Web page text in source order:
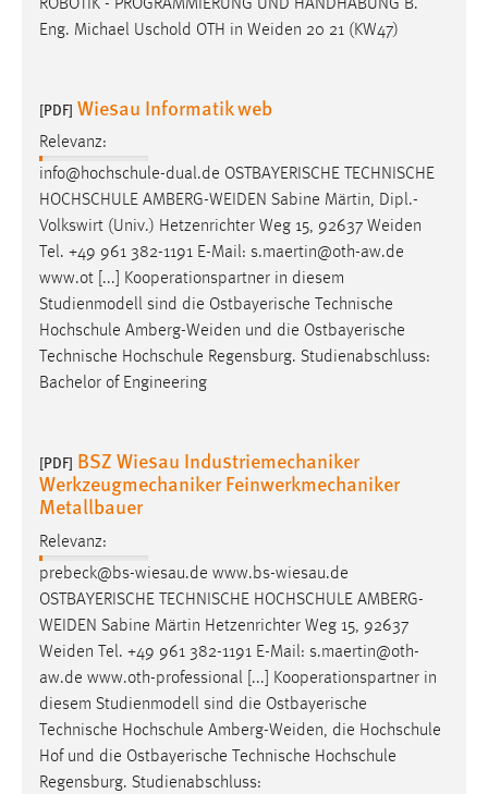
ROBOTIK - PROGRAMMIERUNG UND HANDHABUNG B.
Eng. Michael Uschold OTH in Weiden 20 21 (KW47)
[PDF] Wiesau Informatik web
Relevanz:
info@hochschule-dual.de OSTBAYERISCHE TECHNISCHE
HOCHSCHULE AMBERG-WEIDEN Sabine Märtin, Dipl.-
Volkswirt (Univ.) Hetzenrichter Weg 15, 92637 Weiden
Tel. +49 961 382-1191 E-Mail: s.maertin@oth-aw.de
www.ot [...] Kooperationspartner in diesem
Studienmodell sind die Ostbayerische Technische
Hochschule Amberg-Weiden und die Ostbayerische
Technische Hochschule Regensburg. Studienabschluss:
Bachelor of Engineering
[PDF] BSZ Wiesau Industriemechaniker
Werkzeugmechaniker Feinwerkmechaniker
Metallbauer
Relevanz:
prebeck@bs-wiesau.de www.bs-wiesau.de
OSTBAYERISCHE TECHNISCHE HOCHSCHULE AMBERG-
WEIDEN Sabine Märtin Hetzenrichter Weg 15, 92637
Weiden Tel. +49 961 382-1191 E-Mail: s.maertin@oth-
aw.de www.oth-professional [...] Kooperationspartner in
diesem Studienmodell sind die Ostbayerische
Technische Hochschule Amberg-Weiden, die Hochschule
Hof und die Ostbayerische Technische Hochschule
Regensburg. Studienabschluss: